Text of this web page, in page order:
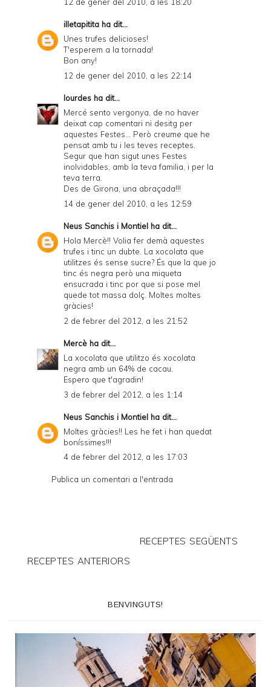
illetapitita ha dit...
Unes trufes delicioses!
T'esperem a la tornada!
Bon any!
12 de gener del 2010, a les 22:14
lourdes ha dit...
Mercé sento vergonya, de no haver
deixat cap comentari ni desitg per
aquestes Festes... Però creume que he
pensat amb tu i les teves receptes.
Segur que han sigut unes Festes
inolvidables, amb la teva familia, i per la
teva terra.
Des de Girona, una abraçada!!!
14 de gener del 2010, a les 12:59
Neus Sanchis i Montiel ha dit...
Hola Mercè!! Volia fer demà aquestes
trufes i tinc un dubte. La xocolata que
utilitzes és sense sucre? És que la que jo
tinc és negra però una miqueta
ensucrada i tinc por que si pose mel
quede tot massa dolç. Moltes moltes
gràcies!
2 de febrer del 2012, a les 21:52
Mercè ha dit...
La xocolata que utilitzo és xocolata
negra amb un 64% de cacau.
Espero que t'agradin!
3 de febrer del 2012, a les 1:14
Neus Sanchis i Montiel ha dit...
Moltes gràcies!! Les he fet i han quedat
boníssimes!!!
4 de febrer del 2012, a les 17:03
Publica un comentari a l'entrada
RECEPTES SEGÜENTS
RECEPTES ANTERIORS
BENVINGUTS!